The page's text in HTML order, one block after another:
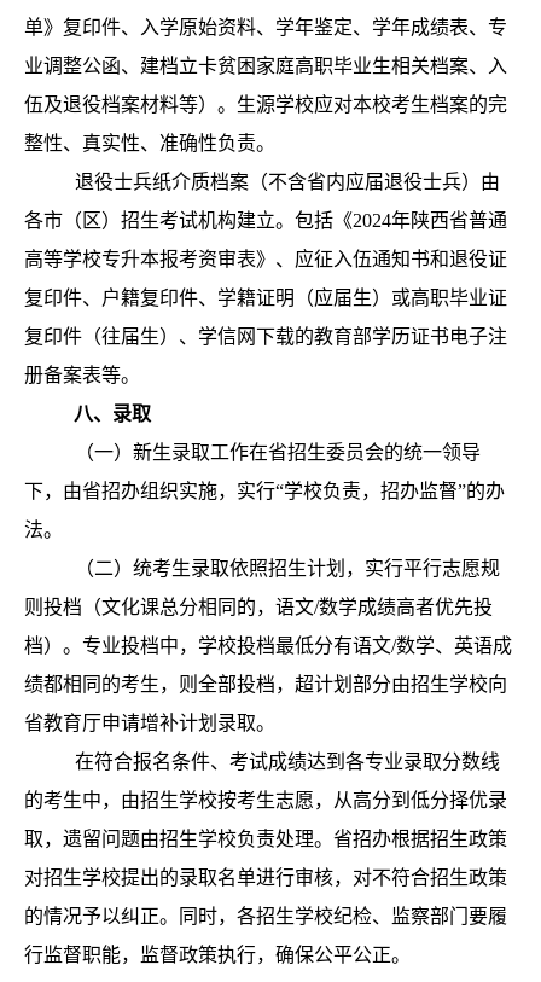
单》复印件、入学原始资料、学年鉴定、学年成绩表、专
业调整公函、建档立卡贫困家庭高职毕业生相关档案、入
伍及退役档案材料等）。生源学校应对本校考生档案的完
整性、真实性、准确性负责。
退役士兵纸介质档案（不含省内应届退役士兵）由
各市（区）招生考试机构建立。包括《2024年陕西省普通
高等学校专升本报考资审表》、应征入伍通知书和退役证
复印件、户籍复印件、学籍证明（应届生）或高职毕业证
复印件（往届生）、学信网下载的教育部学历证书电子注
册备案表等。
八、录取
（一）新生录取工作在省招生委员会的统一领导
下，由省招办组织实施，实行“学校负责，招办监督”的办
法。
（二）统考生录取依照招生计划，实行平行志愿规
则投档（文化课总分相同的，语文/数学成绩高者优先投
档）。专业投档中，学校投档最低分有语文/数学、英语成
绩都相同的考生，则全部投档，超计划部分由招生学校向
省教育厅申请增补计划录取。
在符合报名条件、考试成绩达到各专业录取分数线
的考生中，由招生学校按考生志愿，从高分到低分择优录
取，遗留问题由招生学校负责处理。省招办根据招生政策
对招生学校提出的录取名单进行审核，对不符合招生政策
的情况予以纠正。同时，各招生学校纪检、监察部门要履
行监督职能，监督政策执行，确保公平公正。